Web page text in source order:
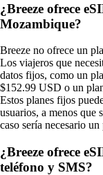
¿Breeze ofrece
Mozambique?
Breeze no ofrece un
Los viajeros que
datos fijos, como un
$152.99 USD o un
Estos planes fijos
usuarios, a menos que
caso sería necesario
¿Breeze ofrece
teléfono y SMS?